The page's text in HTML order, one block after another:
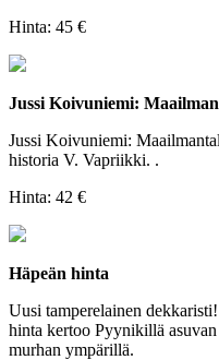
Hinta: 45 €
Jussi Koivuniemi:
Jussi Koivuniemi:
historia V. Vapriikki. .
Hinta: 42 €
Häpeän hinta
Uusi tamperelainen
hinta kertoo Pyynikillä
murhan ympärillä.